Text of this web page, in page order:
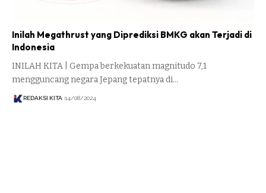
Inilah Megathrust yang Diprediksi BMKG akan Terjadi di
Indonesia
INILAH KITA | Gempa berkekuatan magnitudo 7,1
mengguncang negara Jepang tepatnya di…
REDAKSI KITA 14/08/2024